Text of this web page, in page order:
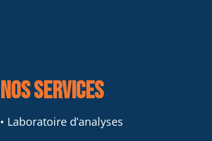
Nos services
• Laboratoire d’analyses